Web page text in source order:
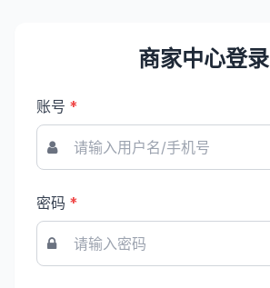
商家中心登录
账号 *
密码 *